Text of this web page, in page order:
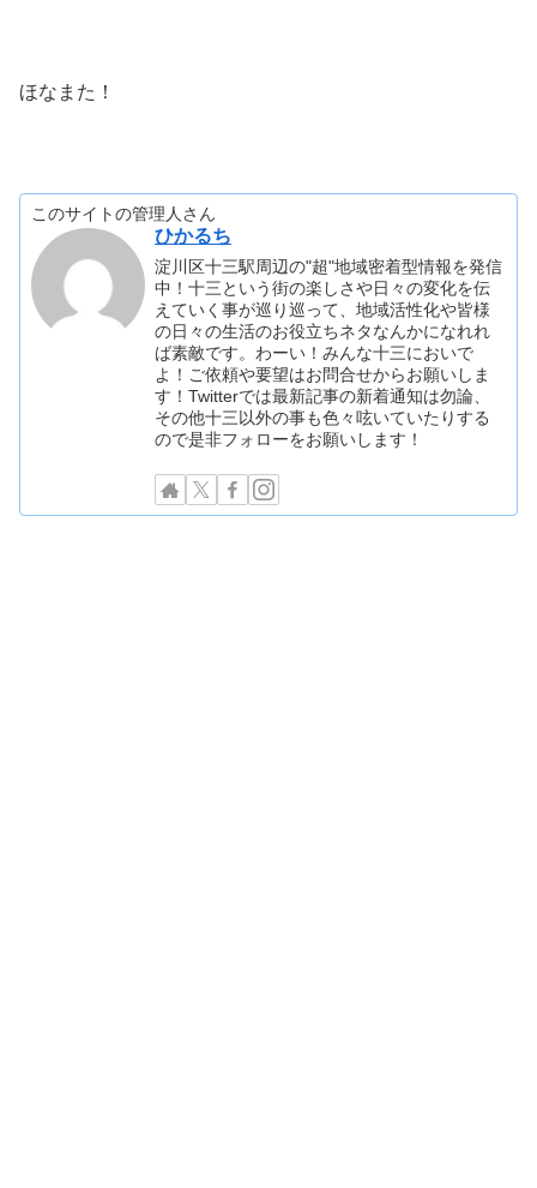
ほなまた！
このサイトの管理人さん
ひかるち
淀川区十三駅周辺の"超"地域密着型情報を発信
中！十三という街の楽しさや日々の変化を伝
えていく事が巡り巡って、地域活性化や皆様
の日々の生活のお役立ちネタなんかになれれ
ば素敵です。わーい！みんな十三においで
よ！ご依頼や要望はお問合せからお願いしま
す！Twitterでは最新記事の新着通知は勿論、
その他十三以外の事も色々呟いていたりする
ので是非フォローをお願いします！